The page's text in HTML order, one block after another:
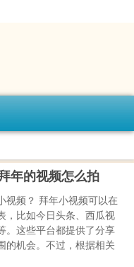
年的视频怎么拍
视频？ 拜年小视频可以在
，比如今日头条、西瓜视
。这些平台都提供了分享
的机会。不过，根据相关